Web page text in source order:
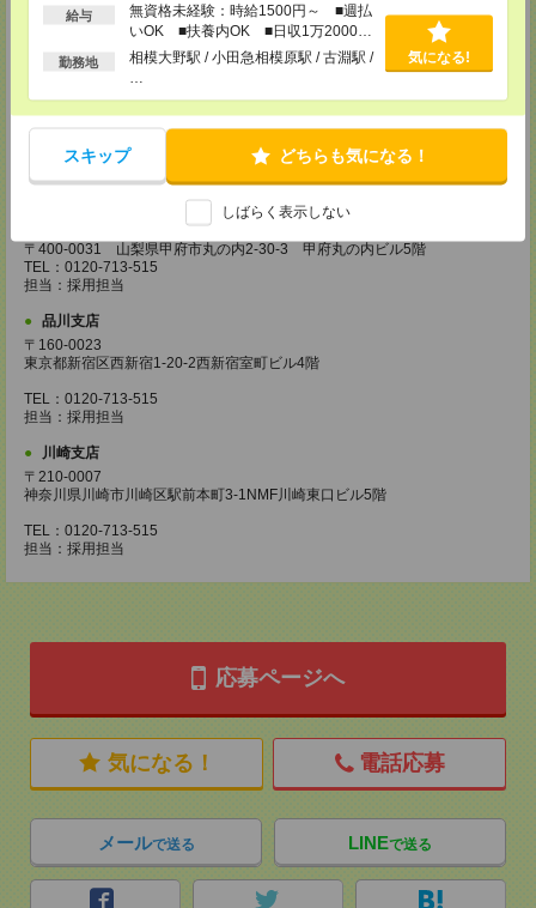
給与
無資格未経験：時給1500円～ ■週払
いOK ■扶養内OK ■日収1万2000円
以上
勤務地
相模大野駅 / 小田急相模原駅 / 古淵駅 /
気になる!
スキップ どちらも気になる！
しばらく表示しない
神奈川県厚木市旭町1-2-1 日本生命本厚木ビル7階
TEL：0120-713-515
担当：採用担当
〒251-0025
神奈川県藤沢市鵠沼石上1丁目5番2号
日本生命藤沢ビル2階
担当：採用担当
〒400-0031 山梨県甲府市丸の内2-30-3 甲府丸の内ビル5階
TEL：0120-713-515
担当：採用担当
品川支店
〒160-0023
東京都新宿区西新宿1-20-2西新宿室町ビル4階
TEL：0120-713-515
担当：採用担当
川崎支店
〒210-0007
神奈川県川崎市川崎区駅前本町3-1NMF川崎東口ビル5階
TEL：0120-713-515
担当：採用担当
応募ページへ
気になる！ 電話応募
メールで送る LINEで送る